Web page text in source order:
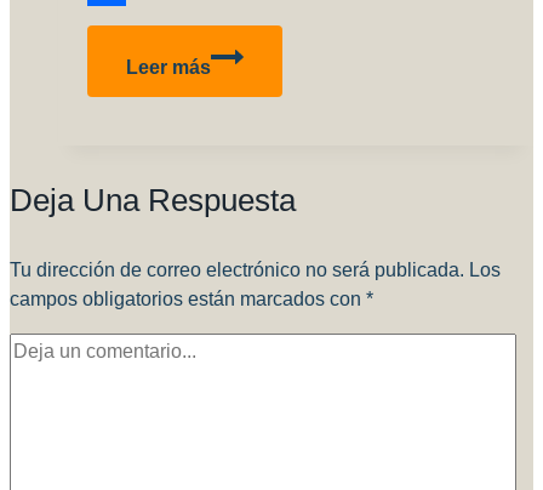
Compartir
Leer más
Huckebein:
ganar!
Deja Una Respuesta
Tu dirección de correo electrónico no será publicada. Los
campos obligatorios están marcados con *